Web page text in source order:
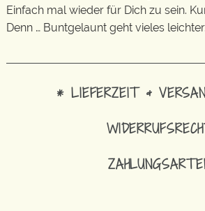
Einfach mal wieder für Dich zu sein.
Denn … Buntgelaunt geht vieles leichter.
* LIEFERZEIT &